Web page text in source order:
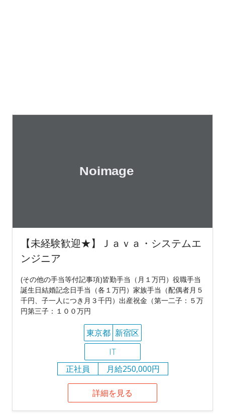
【未経験歓迎★】Ｊａｖａ・システムエ
ンジニア
(その他の手当等付記事項)皆勤手当（月１万円）役職手当
誕生日結婚記念日手当（各１万円）家族手当（配偶者月５
千円、子一人につき月３千円）出産祝金（第一二子：５万
円第三子：１００万円
東京都 新宿区
IT
正社員
月給250,000円
詳細を見る